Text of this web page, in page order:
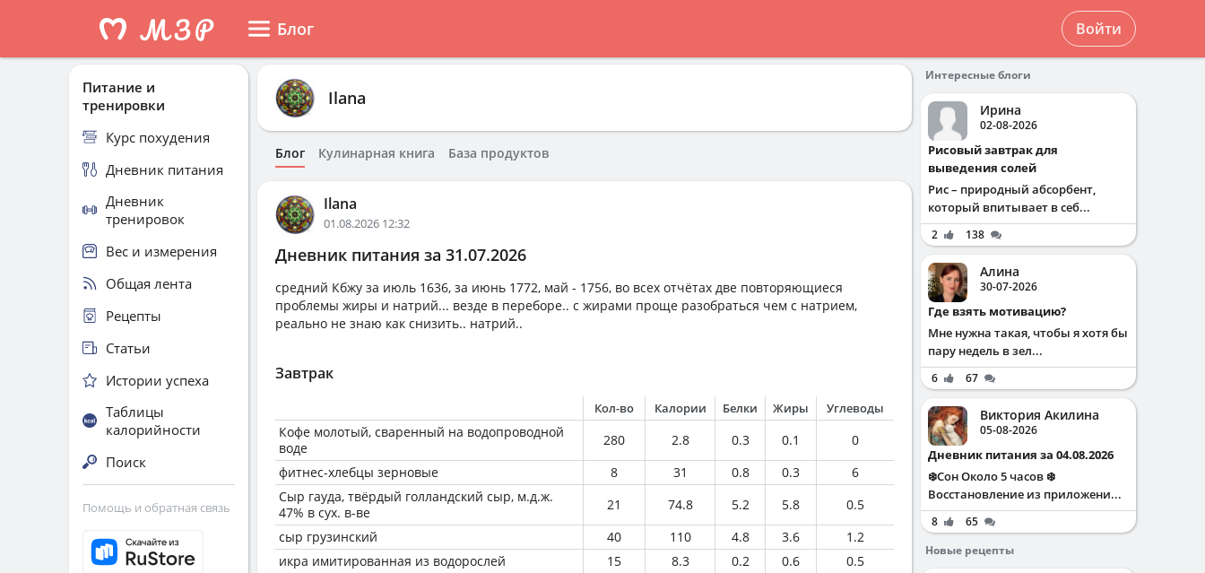
Блог Войти
Ilana
Блог Кулинарная книга База продуктов
Ilana
01.08.2026 12:32
Дневник питания за 31.07.2026
средний Кбжу за июль 1636, за июнь 1772, май - 1756, во всех отчётах две повторяющиеся
проблемы жиры и натрий... везде в переборе.. с жирами проще разобраться чем с натрием,
реально не знаю как снизить.. натрий..
Завтрак
Кол-во Калории Белки Жиры Углеводы
Кофе молотый, сваренный на водопроводной
воде
280 2.8 0.3 0.1
0
фитнес-хлебцы зерновые
8 31 0.8 0.3
6
Сыр гауда, твёрдый голландский сыр, м.д.ж.
47% в сух. в-ве
21 74.8 5.2 5.8
0.5
сыр грузинский
40 110 4.8 3.6
1.2
икра имитированная из водорослей
15 8.3 0.2 0.6
0.5
Питание и
тренировки
Курс похудения
Дневник питания
Дневник
тренировок
Вес и измерения
Общая лента
Рецепты
Статьи
Истории успеха
Таблицы
калорийности
Поиск
Помощь и обратная связь
Интересные блоги
Ирина
02-08-2026
Рисовый завтрак для
выведения солей
Рис – природный абсорбент,
который впитывает в себ...
2 138
Алина
30-07-2026
Где взять мотивацию?
Мне нужна такая, чтобы я хотя бы
пару недель в зел...
6 67
Виктория Акилина
05-08-2026
Дневник питания за 04.08.2026
❄️Сон Около 5 часов ❄️
Восстановление из приложени...
8
65
Новые рецепты